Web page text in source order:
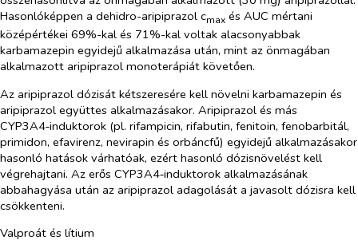
Hasonlóképpen a dehidro-aripiprazol cmax és AUC mértani
középértékei 69%-kal és 71%-kal voltak alacsonyabbak
karbamazepin egyidejű alkalmazása után, mint az önmagában
alkalmazott aripiprazol monoterápiát követően.
Az aripiprazol dózisát kétszeresére kell növelni karbamazepin és
aripiprazol együttes alkalmazásakor. Aripiprazol és más
CYP3A4‑induktorok (pl. rifampicin, rifabutin, fenitoin, fenobarbitál,
primidon, efavirenz, nevirapin és orbáncfű) egyidejű alkalmazásakor
hasonló hatások várhatóak, ezért hasonló dózisnövelést kell
végrehajtani. Az erős CYP3A4‑induktorok alkalmazásának
abbahagyása után az aripiprazol adagolását a javasolt dózisra kell
csökkenteni.
Valproát és lítium